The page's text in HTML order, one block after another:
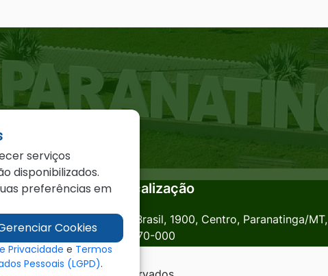
Localização
Av. Brasil, 1900, Centro, Paranatinga/MT,
78870-000
serviços
disponibilizados.
preferências em
Cookies
Privacidade e Termos
Pessoais (LGPD).